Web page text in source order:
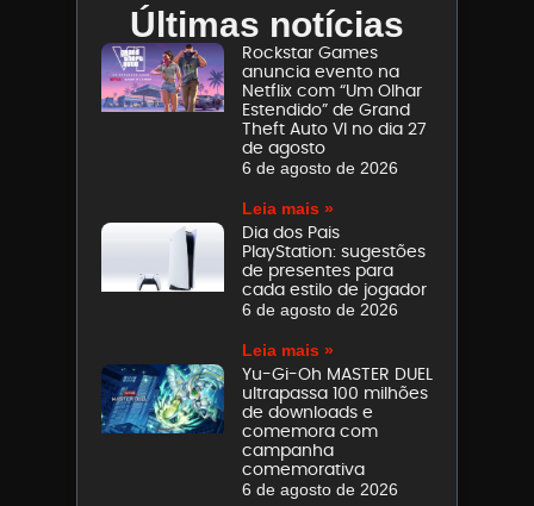
Últimas notícias
Rockstar Games
anuncia evento na
Netflix com “Um Olhar
Estendido” de Grand
Theft Auto VI no dia 27
de agosto
6 de agosto de 2026
Leia mais »
Dia dos Pais
PlayStation: sugestões
de presentes para
cada estilo de jogador
6 de agosto de 2026
Leia mais »
Yu-Gi-Oh MASTER DUEL
ultrapassa 100 milhões
de downloads e
comemora com
campanha
comemorativa
6 de agosto de 2026